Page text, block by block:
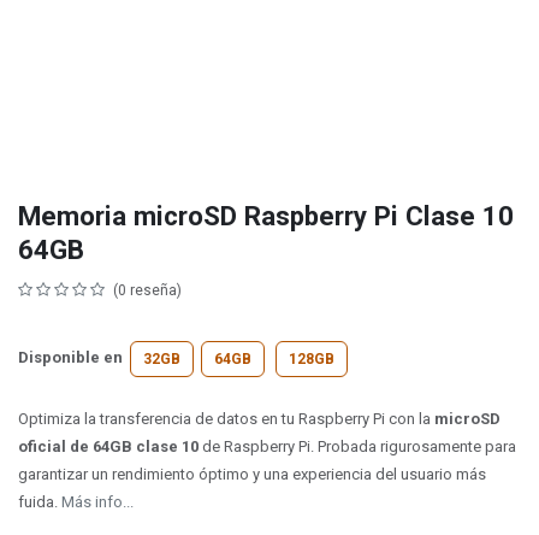
Memoria microSD Raspberry Pi Clase 10
64GB
(0 reseña)
Disponible en 32GB 64GB 128GB
Optimiza la transferencia de datos en tu Raspberry Pi con la microSD
oficial de 64GB clase 10 de Raspberry Pi. Probada rigurosamente para
garantizar un rendimiento óptimo y una experiencia del usuario más
fuida. Más info...